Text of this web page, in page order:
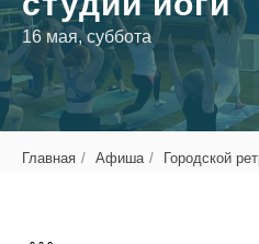
16 мая, суббота
Главная / Афиша / Городской